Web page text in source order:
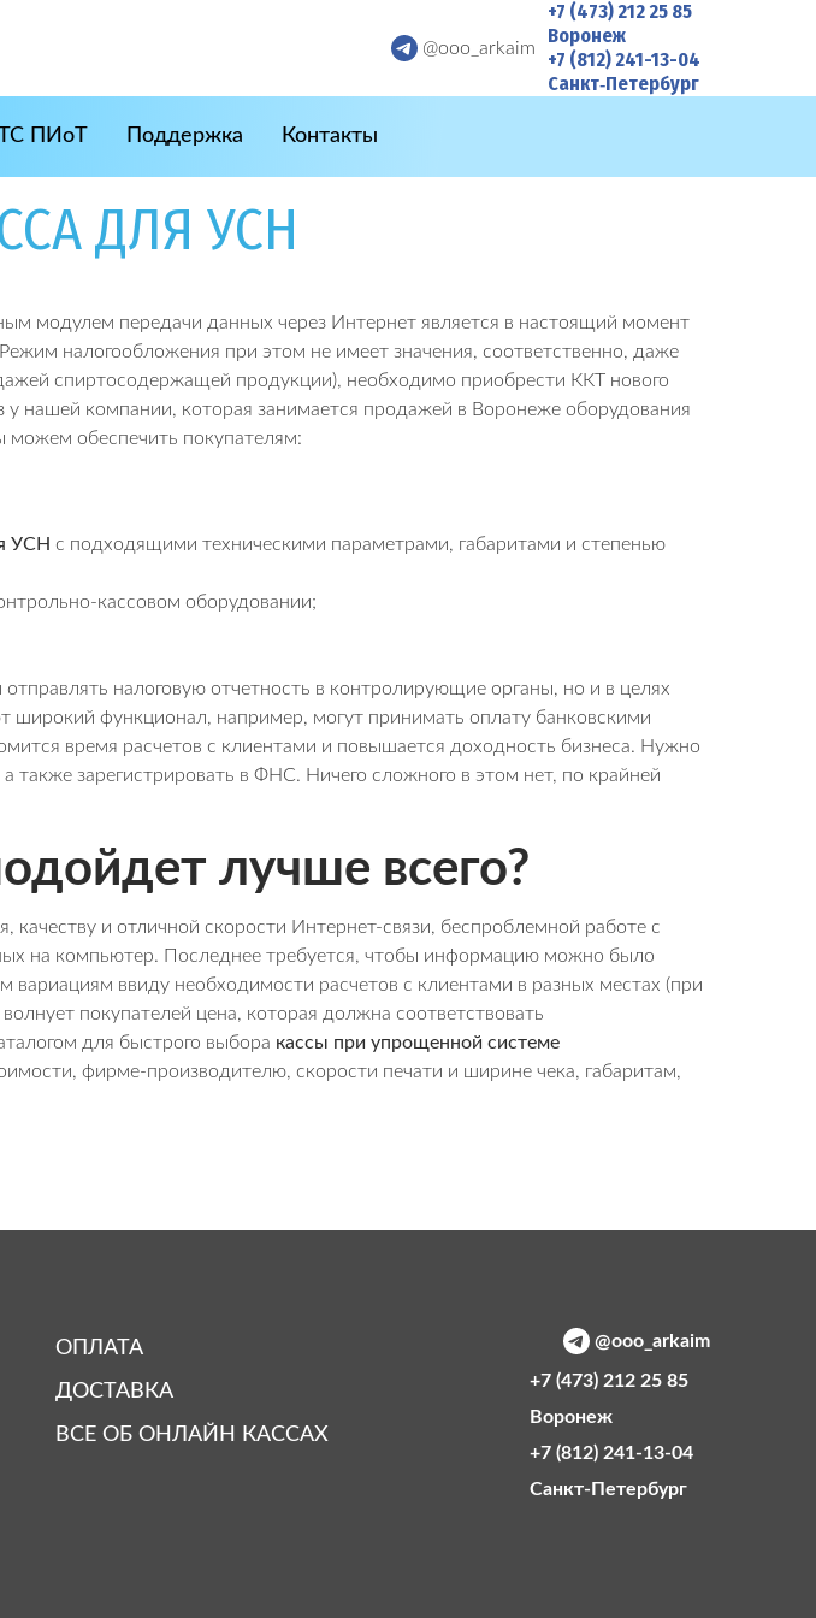
@ooo_arkaim
+7 (473) 212 25 85
Воронеж
+7 (812) 241-13-04
Санкт‑Петербург
ПИоТ Поддержка Контакты
ДЛЯ УСН
модулем передачи данных через Интернет является в настоящий момент
налогообложения при этом не имеет значения, соответственно, даже
спиртосодержащей продукции), необходимо приобрести ККТ нового
у нашей компании, которая занимается продажей в Воронеже оборудования
обеспечить покупателям:
УСН с подходящими техническими параметрами, габаритами и степенью
кассовом оборудовании;
налоговую отчетность в контролирующие органы, но и в целях
функционал, например, могут принимать оплату банковскими
время расчетов с клиентами и повышается доходность бизнеса. Нужно
также зарегистрировать в ФНС. Ничего сложного в этом нет, по крайней
лучше всего?
и отличной скорости Интернет-связи, беспроблемной работе с
на компьютер. Последнее требуется, чтобы информацию можно было
ввиду необходимости расчетов с клиентами в разных местах (при
покупателей цена, которая должна соответствовать
для быстрого выбора кассы при упрощенной системе
фирме-производителю, скорости печати и ширине чека, габаритам,
ОПЛАТА
ДОСТАВКА
ВСЕ ОБ ОНЛАЙН КАССАХ
@ooo_arkaim
+7 (473) 212 25 85
Воронеж
+7 (812) 241-13-04
Санкт‑Петербург